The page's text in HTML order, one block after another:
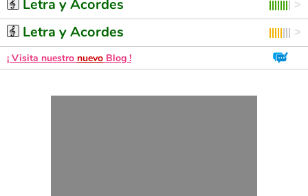
Letra y Acordes
Letra y Acordes
¡ Visita nuestro nuevo Blog !